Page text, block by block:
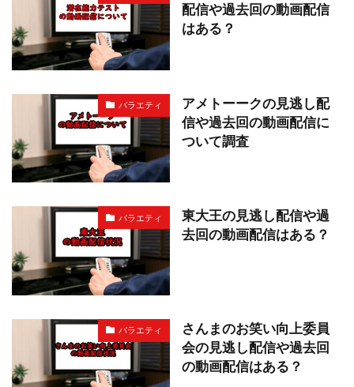
配信や過去回の動画配信
はある？
バラエティ
アメトーークの見逃し配
信や過去回の動画配信に
ついて調査
バラエティ
東大王の見逃し配信や過
去回の動画配信はある？
バラエティ
さんまのお笑い向上委員
会の見逃し配信や過去回
の動画配信はある？